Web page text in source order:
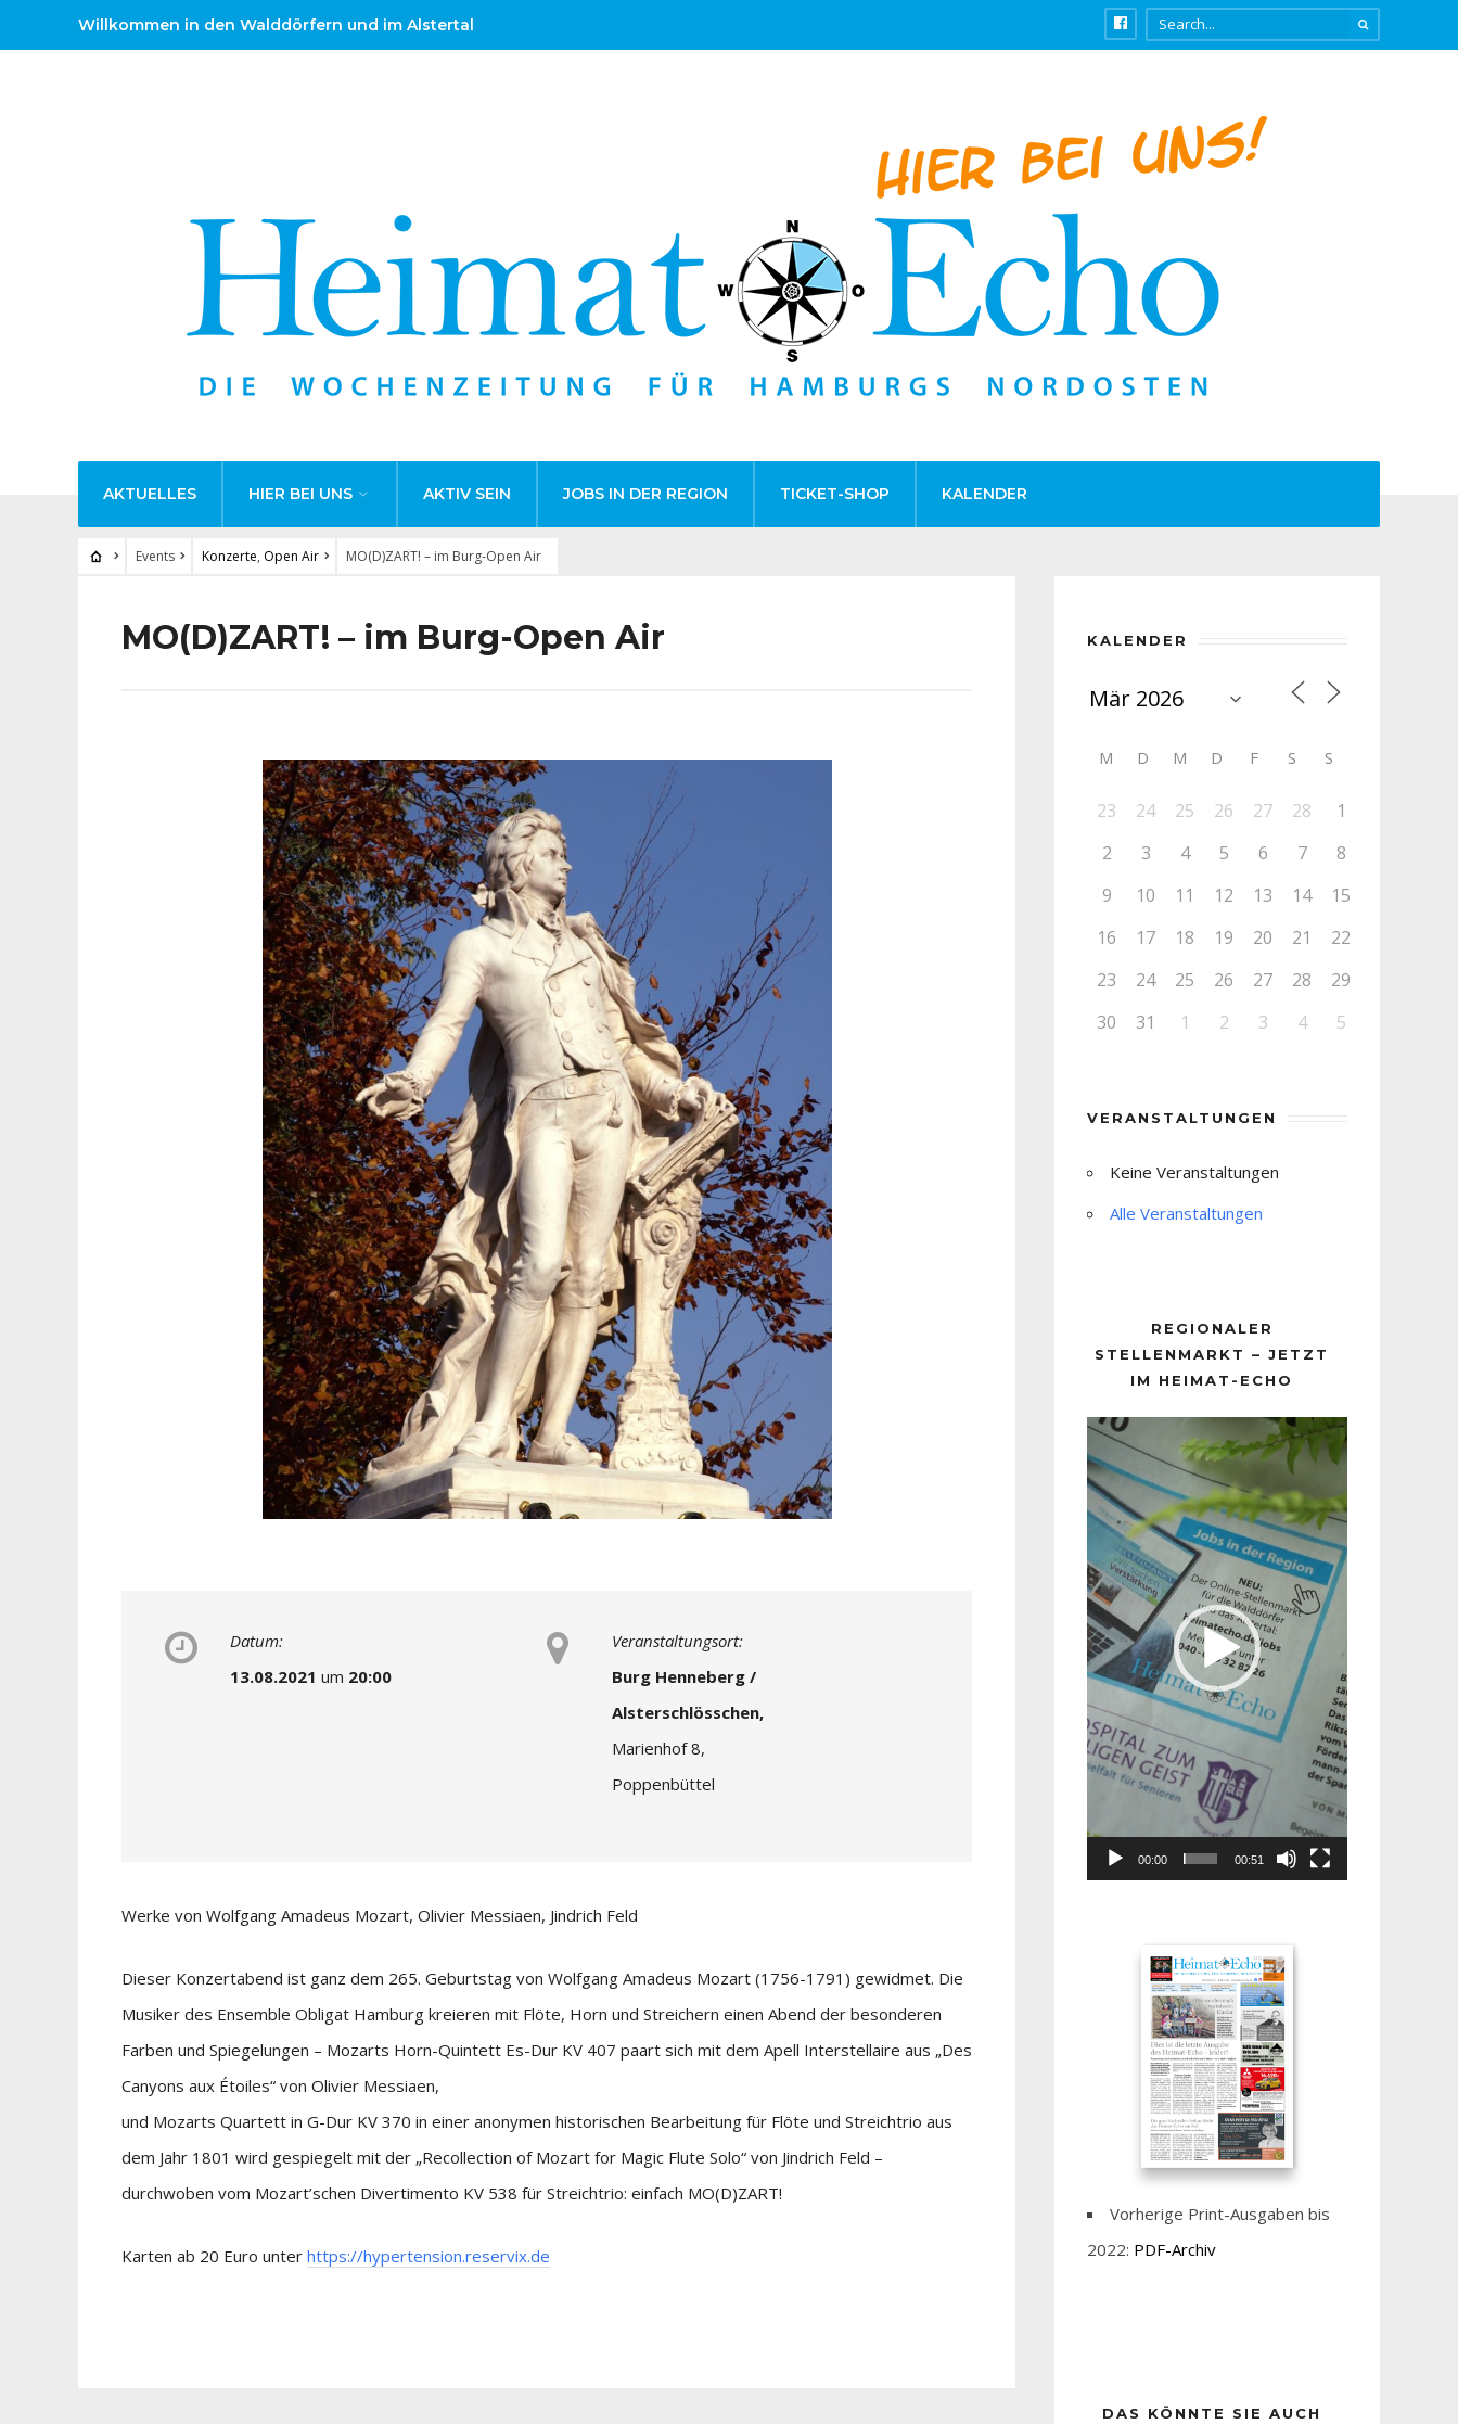
Willkommen in den Walddörfern und im Alstertal
AKTUELLES HIER BEI UNS AKTIV SEIN JOBS IN DER REGION TICKET-SHOP KALENDER
Events Konzerte, Open Air MO(D)ZART! – im Burg-Open Air
MO(D)ZART! – im Burg-Open Air
Datum:
13.08.2021 um 20:00
Veranstaltungsort:
Burg Henneberg /
Alsterschlösschen,
Marienhof 8,
Poppenbüttel
Werke von Wolfgang Amadeus Mozart, Olivier Messiaen, Jindrich Feld
Dieser Konzertabend ist ganz dem 265. Geburtstag von Wolfgang Amadeus Mozart (1756-1791) gewidmet. Die
Musiker des Ensemble Obligat Hamburg kreieren mit Flöte, Horn und Streichern einen Abend der besonderen
Farben und Spiegelungen – Mozarts Horn-Quintett Es-Dur KV 407 paart sich mit dem Apell Interstellaire aus „Des
Canyons aux Étoiles“ von Olivier Messiaen,
und Mozarts Quartett in G-Dur KV 370 in einer anonymen historischen Bearbeitung für Flöte und Streichtrio aus
dem Jahr 1801 wird gespiegelt mit der „Recollection of Mozart for Magic Flute Solo“ von Jindrich Feld –
durchwoben vom Mozart’schen Divertimento KV 538 für Streichtrio: einfach MO(D)ZART!
Karten ab 20 Euro unter https://hypertension.reservix.de
KALENDER
M D M D F S S
23 24 25 26 27 28
1
2
3 4 5 6 7
8
9
10 11 12 13 14
15
16
17 18 19 20 21
22
23
24 25 26 27 28
29
30
31 1 2 3 4 5
VERANSTALTUNGEN
Keine Veranstaltungen
Alle Veranstaltungen
REGIONALER
STELLENMARKT – JETZT
IM HEIMAT-ECHO
Player
00:00 00:51
Vorherige Print-Ausgaben bis
2022: PDF-Archiv
DAS KÖNNTE SIE AUCH